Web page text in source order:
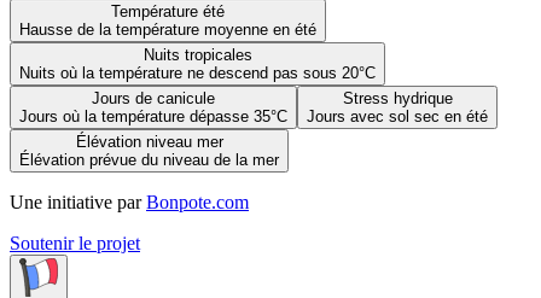
Température été
Hausse de la température moyenne en été
Nuits tropicales
Nuits où la température ne descend pas sous 20°C
Jours de canicule
Jours où la température dépasse 35°C
Stress hydrique
Jours avec sol sec en été
Élévation niveau mer
Élévation prévue du niveau de la mer
Une initiative par Bonpote.com
Soutenir le projet